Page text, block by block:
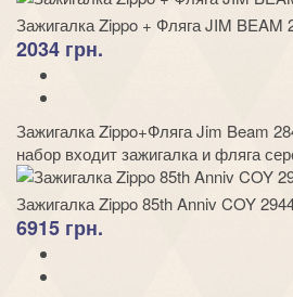
Зажигалка Zippo + Фляга JIM BEAM
2034 грн.
Зажигалка Zippo+Фляга Jim Beam
набор входит зажигалка и фляга
Зажигалка Zippo 85th Anniv COY
6915 грн.